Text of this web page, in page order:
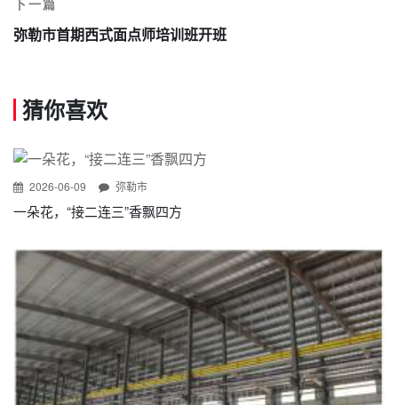
下一篇
弥勒市首期西式面点师培训班开班
猜你喜欢
2026-06-09 弥勒市
一朵花，“接二连三”香飘四方